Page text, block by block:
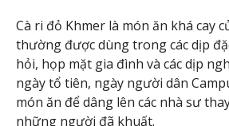
Cà ri đỏ Khmer là món ăn khá cay
thường được dùng trong các dịp
hỏi, họp mặt gia đình và các dịp
ngày tổ tiên, ngày người dân
món ăn để dâng lên các nhà sư
những người đã khuất.